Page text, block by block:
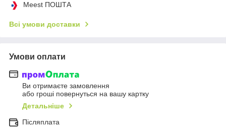
Meest ПОШТА
Всі умови доставки
Умови оплати
Ви отримаєте замовлення
або гроші повернуться на вашу картку
Детальніше
Післяплата